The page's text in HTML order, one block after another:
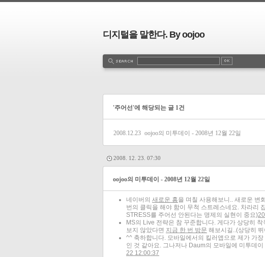
디지털을 말한다. By oojoo
'주어선'에 해당되는 글 1건
2008.12.23 oojoo의 미투데이 - 2008년 12월 22일
2008. 12. 23. 07:30
oojoo의 미투데이 - 2008년 12월 22일
네이버의 새로운 홈을 며칠 사용해보니.. 새로운 변
번의 클릭을 해야 함이 무척 스트레스네요. 차라리
STRESS를 주어선 안된다는 명제의 실현이 중요)
MS의 Live 전략은 참 꾸준합니다. 게다가 상당히
보지 않았다면 지금 한 번 방문 해보시길..(상당히
^^ 축하합니다. 모바일에서의 킬러앱으로 제가 가
인 것 같아요. 그나저나 Daum의 모바일에 미투데
22 12:00:37